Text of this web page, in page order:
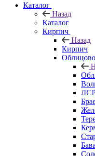
Каталог
Назад
Каталог
Кирпич
Назад
Кирпич